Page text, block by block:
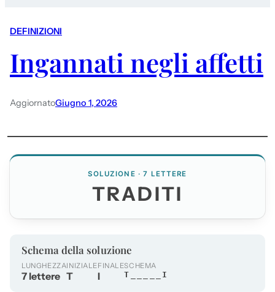
DEFINIZIONI
Ingannati negli affetti
AggiornatoGiugno 1, 2026
SOLUZIONE · 7 LETTERE
TRADITI
Schema della soluzione
LUNGHEZZA
7 lettere
INIZIALE
T
FINALE
I
SCHEMA
T_____I